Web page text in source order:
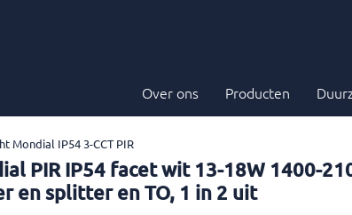
Over ons Producten
Mondial IP54 3-CCT PIR
PIR IP54 facet wit 13-18W 1400-
en splitter en TO, 1 in 2 uit